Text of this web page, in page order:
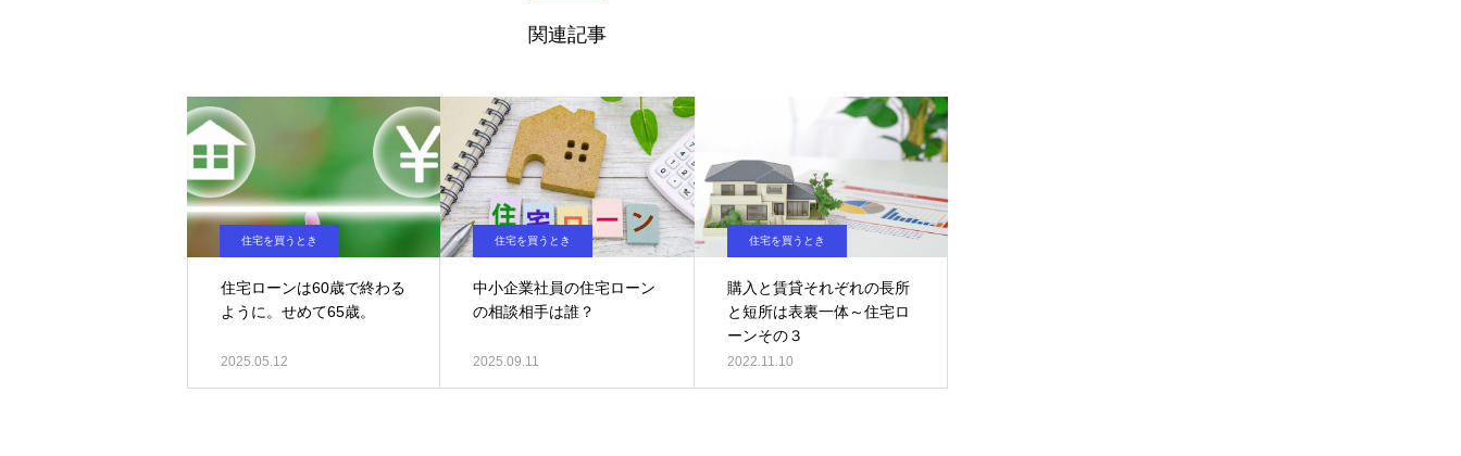
関連記事
住宅を買うとき
住宅ローンは60歳で終わる
ように。せめて65歳。
2025.05.12
住宅を買うとき
中小企業社員の住宅ローン
の相談相手は誰？
2025.09.11
住宅を買うとき
購入と賃貸それぞれの長所
と短所は表裏一体～住宅ロ
ーンその３
2022.11.10